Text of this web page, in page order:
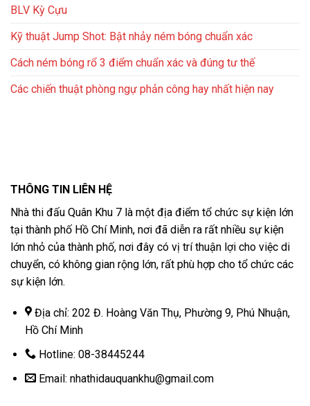
BLV Kỳ Cựu
Kỹ thuật Jump Shot: Bật nhảy ném bóng chuẩn xác
Cách ném bóng rổ 3 điểm chuẩn xác và đúng tư thế
Các chiến thuật phòng ngự phản công hay nhất hiện nay
THÔNG TIN LIÊN HỆ
Nhà thi đấu Quân Khu 7 là một địa điểm tổ chức sự kiện lớn
tại thành phố Hồ Chí Minh, nơi đã diễn ra rất nhiều sự kiện
lớn nhỏ của thành phố, nơi đây có vị trí thuận lợi cho việc di
chuyển, có không gian rộng lớn, rất phù hợp cho tổ chức các
sự kiện lớn.
Địa chỉ: 202 Đ. Hoàng Văn Thụ, Phường 9, Phú Nhuận,
Hồ Chí Minh
Hotline: 08-38445244
Email: nhathidauquankhu@gmail.com